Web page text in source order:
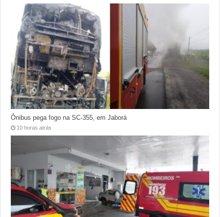
Ônibus pega fogo na SC-355, em Jaborá
10 horas atrás